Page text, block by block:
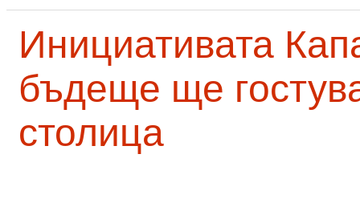
Инициативата
бъдеще ще
столица